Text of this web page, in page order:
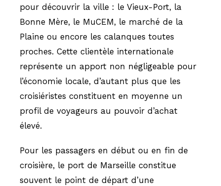
pour découvrir la ville : le Vieux-Port, la
Bonne Mère, le MuCEM, le marché de la
Plaine ou encore les calanques toutes
proches. Cette clientèle internationale
représente un apport non négligeable pour
l’économie locale, d’autant plus que les
croisiéristes constituent en moyenne un
profil de voyageurs au pouvoir d’achat
élevé.
Pour les passagers en début ou en fin de
croisière, le port de Marseille constitue
souvent le point de départ d’une